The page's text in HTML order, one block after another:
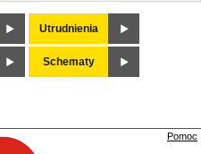
Utrudnienia
Schematy
Pomoc